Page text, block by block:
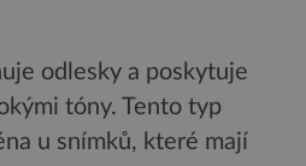
odlesky a poskytuje
tóny. Tento typ
u snímků, které mají